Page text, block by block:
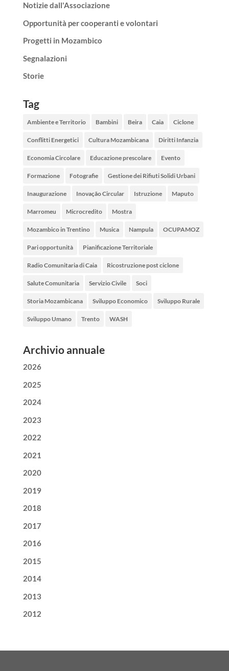
Notizie dall'Associazione
Opportunità per cooperanti e volontari
Progetti in Mozambico
Segnalazioni
Storie
Tag
Ambiente e Territorio Bambini Beira Caia Ciclone
Conflitti Energetici Cultura Mozambicana Diritti Infanzia
Economia Circolare Educazione prescolare Evento
Formazione Fotografie Gestione dei Rifiuti Solidi Urbani
Inaugurazione Inovação Circular Istruzione Maputo
Marromeu Microcredito Mostra
Mozambico in Trentino Musica Nampula OCUPAMOZ
Pari opportunità Pianificazione Territoriale
Radio Comunitaria di Caia Ricostruzione post ciclone
Salute Comunitaria Servizio Civile Soci
Storia Mozambicana Sviluppo Economico Sviluppo Rurale
Sviluppo Umano Trento WASH
Archivio annuale
2026
2025
2024
2023
2022
2021
2020
2019
2018
2017
2016
2015
2014
2013
2012